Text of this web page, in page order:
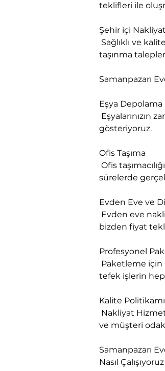
teklifleri ile
Şehir içi Nakliyat
taşınma
Samanpazarı
Eşya Depolama
gösteriyoruz.
Ofis Taşıma
sürelerde
Evden Eve ve
bizden fiyat
Profesyonel
tefek işlerin
Kalite
ve müşteri
Samanpazarı
Nasıl Çalışıyoruz